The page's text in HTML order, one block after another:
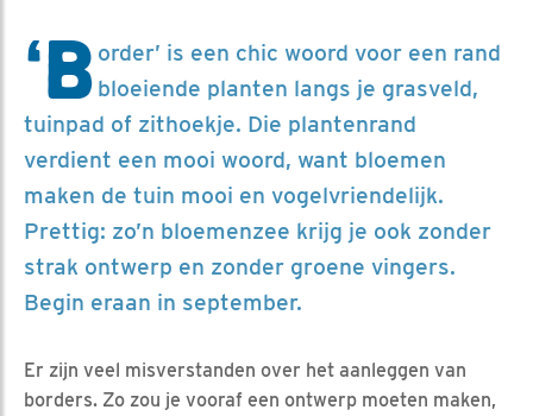
‘B order’ is een chic woord voor een rand
bloeiende planten langs je grasveld,
tuinpad of zithoekje. Die plantenrand
verdient een mooi woord, want bloemen
maken de tuin mooi en vogelvriendelijk.
Prettig: zo’n bloemenzee krijg je ook zonder
strak ontwerp en zonder groene vingers.
Begin eraan in september.
Er zijn veel misverstanden over het aanleggen van
borders. Zo zou je vooraf een ontwerp moeten maken,